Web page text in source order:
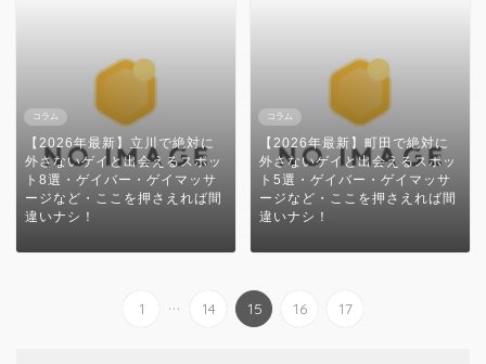
コラム
【2026年最新】立川で絶対に
外さないゲイと出会えるスポッ
ト8選・ゲイバー・ゲイマッサ
ージなど・ここを押さえれば間
違いナシ！
コラム
【2026年最新】町田で絶対に
外さないゲイと出会えるスポッ
ト5選・ゲイバー・ゲイマッサ
ージなど・ここを押さえれば間
違いナシ！
1 ... 14 15 16 17